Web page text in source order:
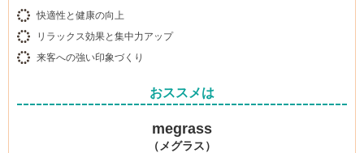
快適性と健康の向上
リラックス効果と集中力アップ
来客への強い印象づくり
おススメは
megrass
（メグラス）